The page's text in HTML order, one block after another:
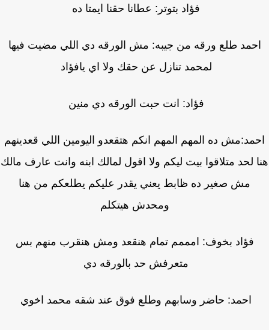
فؤاد بتوتر: عطانا حقنا ايمتا ده
طلع ورقه من جيبه: مش الورقه دي اللي مضيت فيها
لمحمد تنازل عن حقك ولا اي يافؤاد
فؤاد: انت حبت الورقه دي منين
ده المهم المهم انكم هتقعدو اليومين اللي قعدينهم
لحد متلاقوا بيت ليكم ولا اقول لمالك ابنه وانت عارف مالك
مش صغير ده ظابط يعني يقدر عليكم يطلعكم من هنا
ومحدش هيتكلم
فؤاد بخوف: امممم تمام هنقعد ومش هنقرب منهم بس
متعرفش حد بالورقه دي
احمد: حاضر وسابهم وطلع فوق عند شقه محمد اخوي